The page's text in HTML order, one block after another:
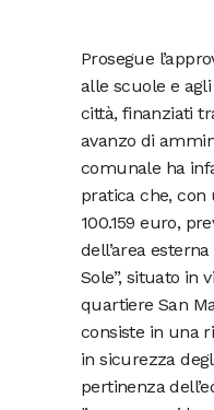
Prosegue
alle scuole e
città, finanziati
avanzo di
comunale ha
pratica che, con
100.159 euro,
dell’area esterna
Sole”, situato in
quartiere San
consiste in una
in sicurezza
pertinenza